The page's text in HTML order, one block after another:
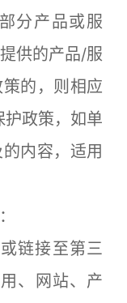
分产品或服
供的产品/服
的，则相应
政策，如单
内容，适用
链接至第三
、网站、产